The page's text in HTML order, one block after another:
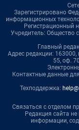
Зарегистрировано
информационных
Регистрационный
Учредитель: Общество
Главный
Адрес редакции:
55, оф.
Контактные данные
Техподдержка:
Связаться с отделом
Редакция сайта не
информации,